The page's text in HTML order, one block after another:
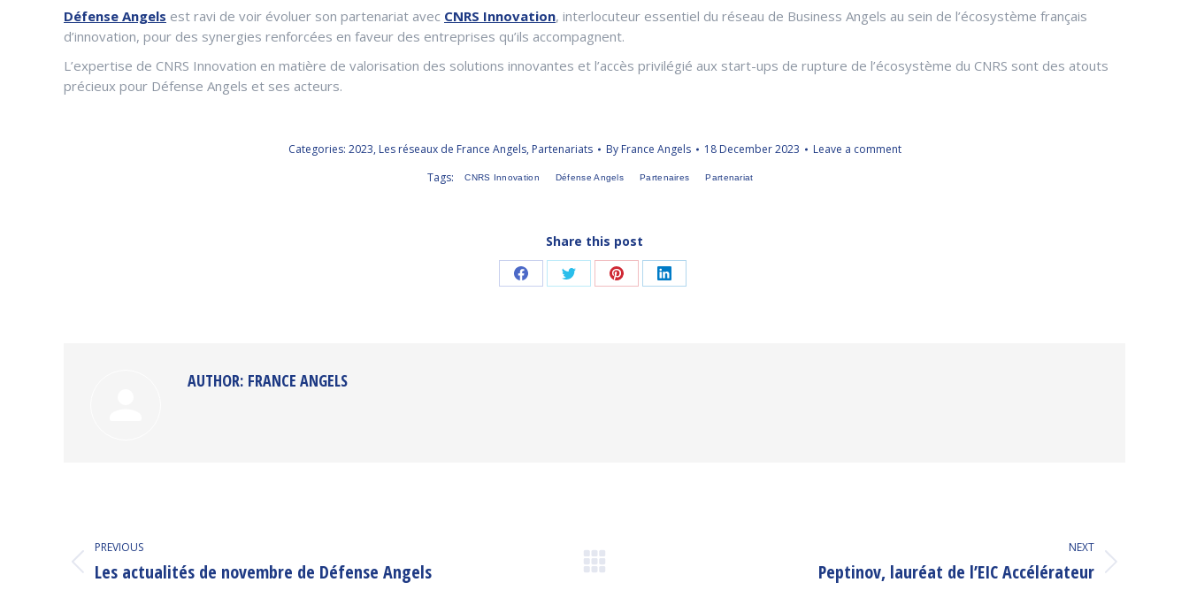
Défense Angels est ravi de voir évoluer son partenariat avec CNRS Innovation, interlocuteur essentiel du réseau de Business Angels au sein de l’écosystème français
d’innovation, pour des synergies renforcées en faveur des entreprises qu’ils accompagnent.
L’expertise de CNRS Innovation en matière de valorisation des solutions innovantes et l’accès privilégié aux start-ups de rupture de l’écosystème du CNRS sont des atouts
précieux pour Défense Angels et ses acteurs.
Categories: 2023, Les réseaux de France Angels, Partenariats By France Angels 18 December 2023
Leave a comment
Tags:
CNRS Innovation Défense Angels Partenaires Partenariat
Share this post
Share Share Share Share
AUTHOR: FRANCE ANGELS
POST
NAVIGATION
PREVIOUS
Previous
Les actualités de novembre de Défense Angels
NEXT
Peptinov, lauréat de l’EIC Accélérateur